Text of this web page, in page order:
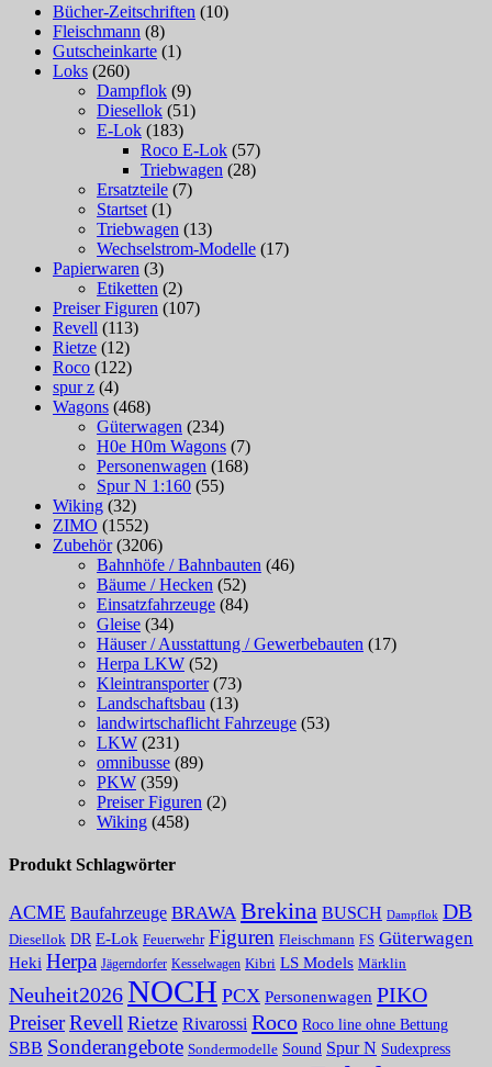
Bücher-Zeitschriften (10)
Fleischmann (8)
Gutscheinkarte (1)
Loks (260)
Dampflok (9)
Diesellok (51)
E-Lok (183)
Roco E-Lok (57)
Triebwagen (28)
Ersatzteile (7)
Startset (1)
Triebwagen (13)
Wechselstrom-Modelle (17)
Papierwaren (3)
Etiketten (2)
Preiser Figuren (107)
Revell (113)
Rietze (12)
Roco (122)
spur z (4)
Wagons (468)
Güterwagen (234)
H0e H0m Wagons (7)
Personenwagen (168)
Spur N 1:160 (55)
Wiking (32)
ZIMO (1552)
Zubehör (3206)
Bahnhöfe / Bahnbauten (46)
Bäume / Hecken (52)
Einsatzfahrzeuge (84)
Gleise (34)
Häuser / Ausstattung / Gewerbebauten (17)
Herpa LKW (52)
Kleintransporter (73)
Landschaftsbau (13)
landwirtschaflicht Fahrzeuge (53)
LKW (231)
omnibusse (89)
PKW (359)
Preiser Figuren (2)
Wiking (458)
Produkt Schlagwörter
ACME Baufahrzeuge BRAWA Brekina BUSCH Dampflok DB
Diesellok DR E-Lok Feuerwehr Figuren Fleischmann FS Güterwagen
Heki Herpa Jägerndorfer Kesselwagen Kibri LS Models Märklin
Neuheit2026NOCH PCX Personenwagen PIKO
PreiserRevell Rietze Rivarossi Roco Roco line ohne Bettung
SBB Sonderangebote Sondermodelle Sound Spur N Sudexpress